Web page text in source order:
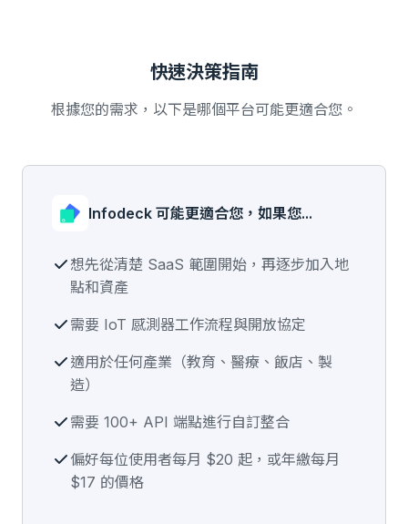
快速決策指南
根據您的需求，以下是哪個平台可能更適合您。
Infodeck 可能更適合您，如果您...
想先從清楚 SaaS 範圍開始，再逐步加入地
點和資產
需要 IoT 感測器工作流程與開放協定
適用於任何產業（教育、醫療、飯店、製
造）
需要 100+ API 端點進行自訂整合
偏好每位使用者每月 $20 起，或年繳每月
$17 的價格